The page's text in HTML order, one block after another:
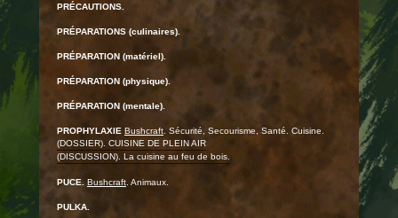
PRÉCAUTIONS.
PRÉPARATIONS (culinaires).
PRÉPARATION (matériel).
PRÉPARATION (physique).
PRÉPARATION (mentale).
PROPHYLAXIE Bushcraft . Sécurité, Secourisme, Santé. Cuisine.
(DOSSIER). CUISINE DE PLEIN AIR
(DISCUSSION). La cuisine au feu de bois.
PUCE. Bushcraft . Animaux.
PULKA.